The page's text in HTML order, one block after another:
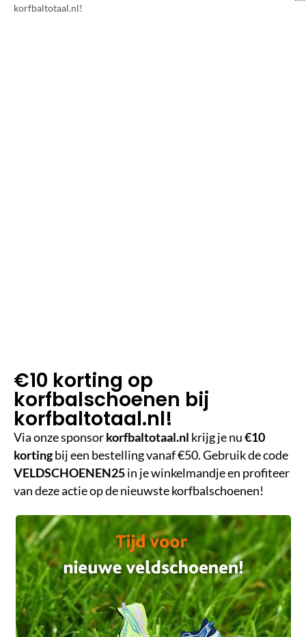
korfbaltotaal.nl!
€10 korting op
korfbalschoenen bij
korfbaltotaal.nl!
Via onze sponsorkorfbaltotaal.nl krijg je nu€10
kortingbij een bestelling vanaf €50. Gebruik de code
VELDSCHOENEN25in je winkelmandje en profiteer
van deze actie op de nieuwste korfbalschoenen!